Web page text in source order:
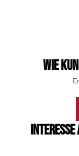
Wie
Interesse